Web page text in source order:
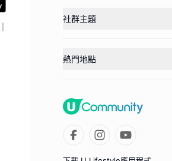
社群主題
熱門地點